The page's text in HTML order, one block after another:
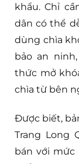
khẩu. Chỉ
dân có thể
dùng chìa
bảo an
thức mở
chìa từ bên
Được biết,
Trang Long
bán với mức